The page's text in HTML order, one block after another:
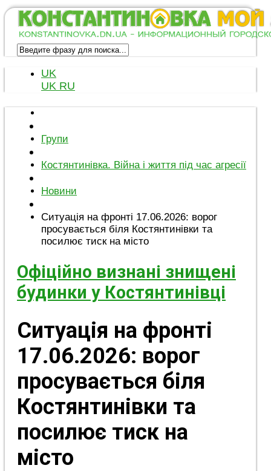
UK
UK RU
Групи
Костянтинівка. Війна і життя під час агресії
Новини
Ситуація на фронті 17.06.2026: ворог
просувається біля Костянтинівки та
посилює тиск на місто
Офіційно визнані знищені
будинки у Костянтинівці
Ситуація на фронті
17.06.2026: ворог
просувається біля
Костянтинівки та
посилює тиск на
місто